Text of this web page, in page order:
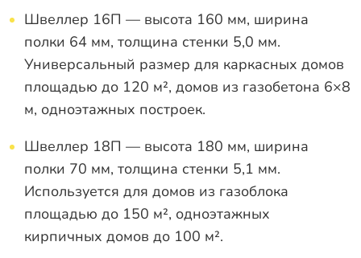
Швеллер 16П — высота 160 мм, ширина
полки 64 мм, толщина стенки 5,0 мм.
Универсальный размер для каркасных домов
площадью до 120 м², домов из газобетона 6×8
м, одноэтажных построек.
Швеллер 18П — высота 180 мм, ширина
полки 70 мм, толщина стенки 5,1 мм.
Используется для домов из газоблока
площадью до 150 м², одноэтажных
кирпичных домов до 100 м².